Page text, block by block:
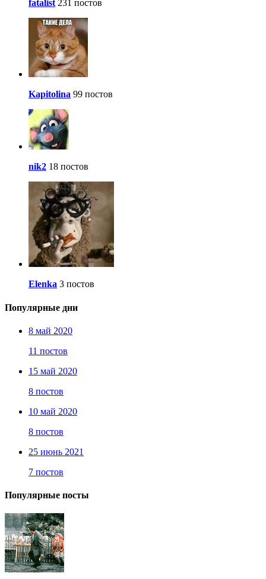
fatalist 231 постов
Kapitolina 99 постов
nik2 18 постов
Elenka 3 постов
Популярные дни
8 май 2020
11 постов
15 май 2020
8 постов
10 май 2020
8 постов
25 июнь 2021
7 постов
Популярные посты